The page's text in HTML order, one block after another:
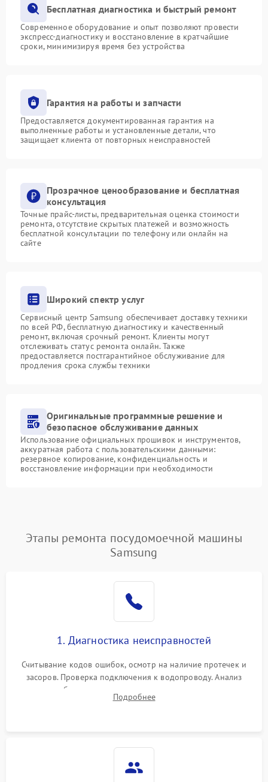
Бесплатная диагностика и быстрый ремонт
Современное оборудование и опыт позволяют провести
экспресс-диагностику и восстановление в кратчайшие
сроки, минимизируя время без устройства
Гарантия на работы и запчасти
Предоставляется документированная гарантия на
выполненные работы и установленные детали, что
защищает клиента от повторных неисправностей
Прозрачное ценообразование и бесплатная
консультация
Точные прайс-листы, предварительная оценка стоимости
ремонта, отсутствие скрытых платежей и возможность
бесплатной консультации по телефону или онлайн на
сайте
Широкий спектр услуг
Сервисный центр Samsung обеспечивает доставку техники
по всей РФ, бесплатную диагностику и качественный
ремонт, включая срочный ремонт. Клиенты могут
отслеживать статус ремонта онлайн. Также
предоставляется постгарантийное обслуживание для
продления срока службы техники
Оригинальные программные решение и
безопасное обслуживание данных
Использование официальных прошивок и инструментов,
аккуратная работа с пользовательскими данными:
резервное копирование, конфиденциальность и
восстановление информации при необходимости
Этапы ремонта посудомоечной машины
Samsung
1. Диагностика неисправностей
Считывание кодов ошибок, осмотр на наличие протечек и
засоров. Проверка подключения к водопроводу. Анализ
жалоб на отсутствие слива, нагрева, вращения
разбрызгивателей или срабатывание системы защиты
Подробнее